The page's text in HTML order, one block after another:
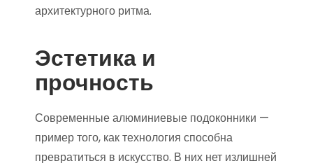
архитектурного ритма.
Эстетика и
прочность
Современные алюминиевые подоконники —
пример того, как технология способна
превратиться в искусство. В них нет излишней